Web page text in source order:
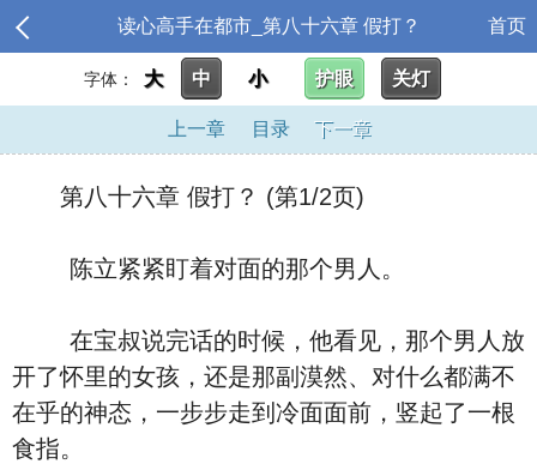
读心高手在都市_第八十六章 假打？ 首页
字体： 大 中 小 护眼 关灯
上一章 目录 下一章
第八十六章 假打？ (第1/2页)
陈立紧紧盯着对面的那个男人。
在宝叔说完话的时候，他看见，那个男人放
开了怀里的女孩，还是那副漠然、对什么都满不
在乎的神态，一步步走到冷面面前，竖起了一根
食指。